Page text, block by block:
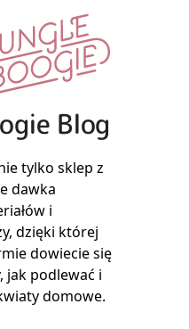
Blog
tylko sklep z
dawka
i
dzięki której
dowiecie się
jak podlewać i
domowe.